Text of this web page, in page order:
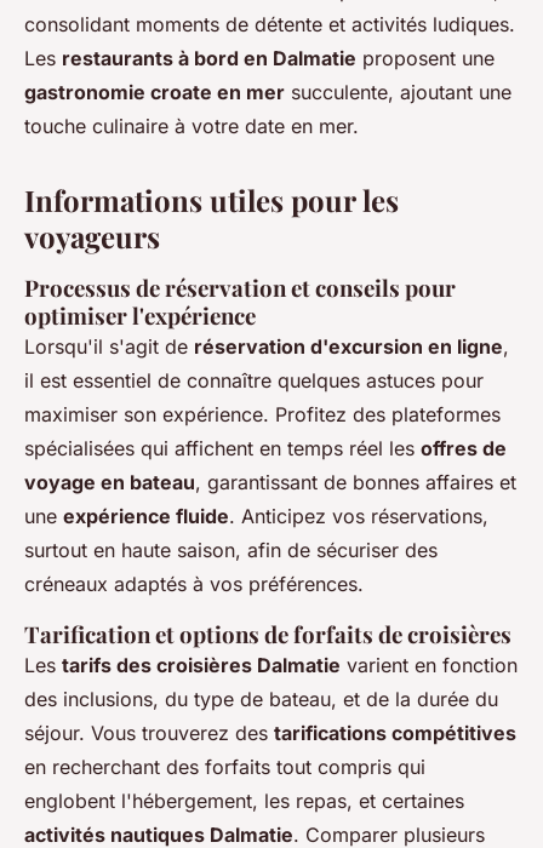
consolidant moments de détente et activités ludiques.
Les restaurants à bord en Dalmatie proposent une
gastronomie croate en mer succulente, ajoutant une
touche culinaire à votre date en mer.
Informations utiles pour les
voyageurs
Processus de réservation et conseils pour
optimiser l'expérience
Lorsqu'il s'agit de réservation d'excursion en ligne,
il est essentiel de connaître quelques astuces pour
maximiser son expérience. Profitez des plateformes
spécialisées qui affichent en temps réel les offres de
voyage en bateau, garantissant de bonnes affaires et
une expérience fluide. Anticipez vos réservations,
surtout en haute saison, afin de sécuriser des
créneaux adaptés à vos préférences.
Tarification et options de forfaits de croisières
Les tarifs des croisières Dalmatie varient en fonction
des inclusions, du type de bateau, et de la durée du
séjour. Vous trouverez des tarifications compétitives
en recherchant des forfaits tout compris qui
englobent l'hébergement, les repas, et certaines
activités nautiques Dalmatie. Comparer plusieurs